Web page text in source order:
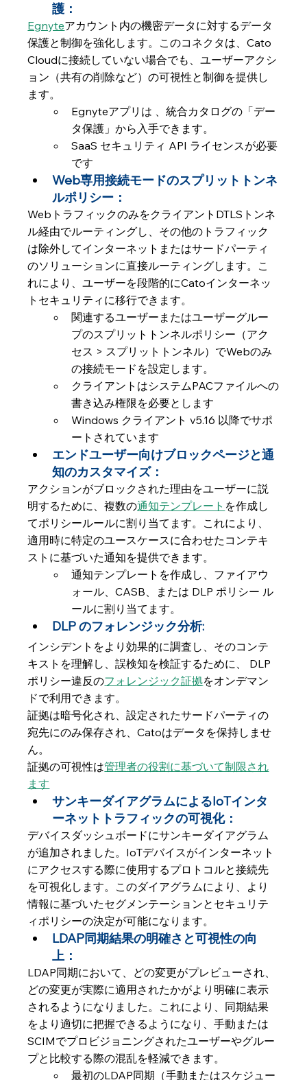
護：
Egnyteアカウント内の機密データに対するデータ
保護と制御を強化します。このコネクタは、Cato
Cloudに接続していない場合でも、ユーザーアクシ
ョン（共有の削除など）の可視性と制御を提供し
ます。
Egnyteアプリは 、統合カタログの「デー
タ保護」から入手できます。
SaaS セキュリティ API ライセンスが必要
です
Web専用接続モードのスプリットトンネ
ルポリシー：
WebトラフィックのみをクライアントDTLSトンネ
ル経由でルーティングし、その他のトラフィック
は除外してインターネットまたはサードパーティ
のソリューションに直接ルーティングします。こ
れにより、ユーザーを段階的にCatoインターネッ
トセキュリティに移行できます。
関連するユーザーまたはユーザーグルー
プのスプリットトンネルポリシー（アク
セス > スプリットトンネル）でWebのみ
の接続モードを設定します。
クライアントはシステムPACファイルへの
書き込み権限を必要とします
Windows クライアント v5.16 以降でサポ
ートされています
エンドユーザー向けブロックページと通
知のカスタマイズ：
アクションがブロックされた理由をユーザーに説
明するために、複数の通知テンプレート を作成し
てポリシールールに割り当てます。これにより、
適用時に特定のユースケースに合わせたコンテキ
ストに基づいた通知を提供できます。
通知テンプレートを作成し、ファイアウ
ォール、CASB、または DLP ポリシー ル
ールに割り当てます。
DLP のフォレンジック分析:
インシデントをより効果的に調査し、そのコンテ
キストを理解し、誤検知を検証するために、 DLP
ポリシー違反のフォレンジック証拠をオンデマン
ドで利用できます。
証拠は暗号化され、設定されたサードパーティの
宛先にのみ保存され、Catoはデータを保持しませ
ん。
証拠の可視性は管理者の役割に基づいて制限され
ます
サンキーダイアグラムによるIoTインタ
ーネットトラフィックの可視化：
デバイスダッシュボードにサンキーダイアグラム
が追加されました。IoTデバイスがインターネット
にアクセスする際に使用するプロトコルと接続先
を可視化します。このダイアグラムにより、より
情報に基づいたセグメンテーションとセキュリテ
ィポリシーの決定が可能になります。
LDAP同期結果の明確さと可視性の向
上：
LDAP同期において、どの変更がプレビューされ、
どの変更が実際に適用されたかがより明確に表示
されるようになりました。これにより、同期結果
をより適切に把握できるようになり、手動または
SCIMでプロビジョニングされたユーザーやグルー
プと比較する際の混乱を軽減できます。
最初のLDAP同期（手動またはスケジュー